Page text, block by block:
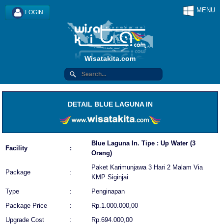
MENU
LOGIN
Wisatakita.com
DETAIL BLUE LAGUNA IN
Facility :
Blue Laguna In. Tipe : Up Water (3
Orang)
Package :
Paket Karimunjawa 3 Hari 2 Malam Via
KMP Siginjai
Type
:
Penginapan
Package Price
:
Rp.1.000.000,00
Upgrade Cost
:
Rp.694.000,00